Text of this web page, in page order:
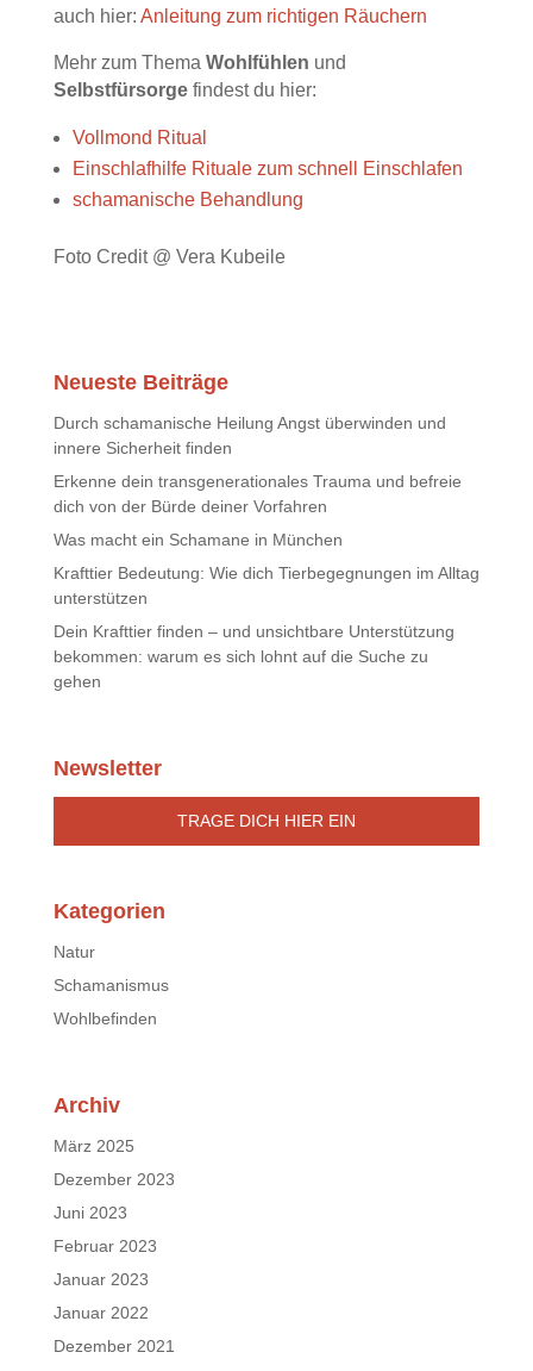
auch hier: Anleitung zum richtigen Räuchern
Mehr zum Thema Wohlfühlen und
Selbstfürsorgefindest du hier:
Vollmond Ritual
Einschlafhilfe Rituale zum schnell Einschlafen
schamanische Behandlung
Foto Credit @ Vera Kubeile
Neueste Beiträge
Durch schamanische Heilung Angst überwinden und
innere Sicherheit finden
Erkenne dein transgenerationales Trauma und befreie
dich von der Bürde deiner Vorfahren
Was macht ein Schamane in München
Krafttier Bedeutung: Wie dich Tierbegegnungen im Alltag
unterstützen
Dein Krafttier finden – und unsichtbare Unterstützung
bekommen: warum es sich lohnt auf die Suche zu
gehen
Newsletter
TRAGE DICH HIER EIN
Kategorien
Natur
Schamanismus
Wohlbefinden
Archiv
März 2025
Dezember 2023
Juni 2023
Februar 2023
Januar 2023
Januar 2022
Dezember 2021